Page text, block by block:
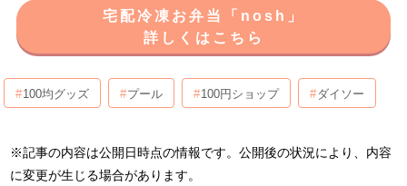
宅配冷凍お弁当「nosh」
詳しくはこちら
100均グッズ プール 100円ショップ ダイソー
※記事の内容は公開日時点の情報です。公開後の状況により、内容
に変更が生じる場合があります。